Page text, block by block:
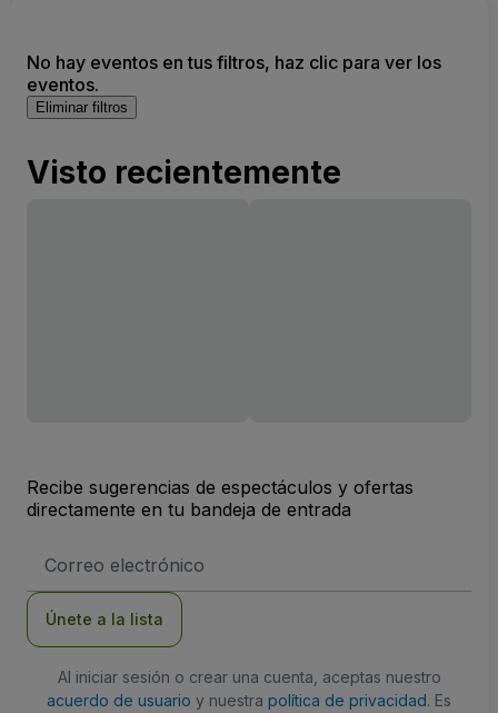
No hay eventos en tus filtros, haz clic para ver los
eventos.
Eliminar filtros
Visto recientemente
Recibe sugerencias de espectáculos y ofertas
directamente en tu bandeja de entrada
de
Únete a la lista
Al iniciar sesión o crear una cuenta, aceptas nuestro
acuerdo de usuario y nuestra política de privacidad. Es